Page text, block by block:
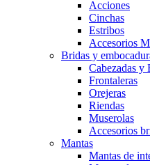
Acciones
Cinchas
Estribos
Accesorios
Bridas y
Cabezadas y
Frontaleras
Orejeras
Riendas
Muserolas
Accesorios
Mantas
Mantas de